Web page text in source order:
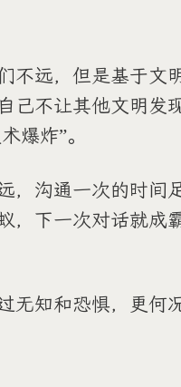
不远，但是基于文
己不让其他文明发
爆炸”。
，沟通一次的时间
，下一次对话就成
无知和恐惧，更何